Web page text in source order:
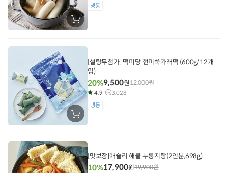
장
바
에
냉동
장
바
에
담
기
[설탕무첨가] 떡미당 현미쑥가래떡 (600g/12개
입)
20%9,500원12,000원
4.9
3,028
냉동
[맛보장]애슐리 해물 누룽지탕(2인분,698g)
10%17,900원19,900원